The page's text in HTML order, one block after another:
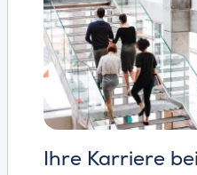
Ihre Karriere bei